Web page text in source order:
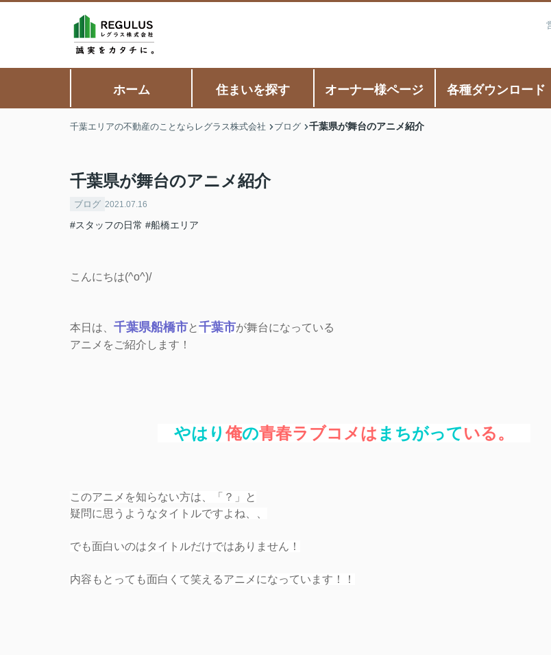
ホーム 住まいを探す オーナー様ページ 各種ダウンロード
千葉エリアの不動産のことならレグラス株式会社 ブログ 千葉県が舞台のアニメ紹介
千葉県が舞台のアニメ紹介
ブログ 2021.07.16
#スタッフの日常 #船橋エリア
こんにちは(^o^)/
本日は、 千葉県船橋市と千葉市が舞台になっている
アニメをご紹介します！
やはり 俺の青春ラブコメは まちがっている。
このアニメを知らない方は、「？」と
疑問に思うようなタイトルですよね、、
でも面白いのはタイトルだけではありません！
内容もとっても面白くて笑えるアニメになっています！！